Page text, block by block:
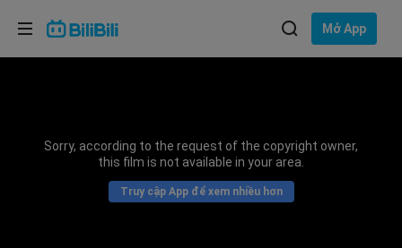
Mở App
Sorry, according to the request of the copyright owner,
this film is not available in your area.
Truy cập App để xem nhiều hơn
Lựa chọn ngôn ngữ
Bahasa Indonesia